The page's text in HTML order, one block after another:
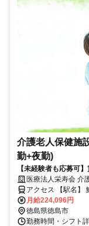
介護老人保健施
勤+夜勤)
【未経験者も応募可
休120日以上】
医療法人栄寿会 介
アクセス 【駅名】
ら徒歩20分
月給224,096円
徳島県徳島市
勤務時間・シフト